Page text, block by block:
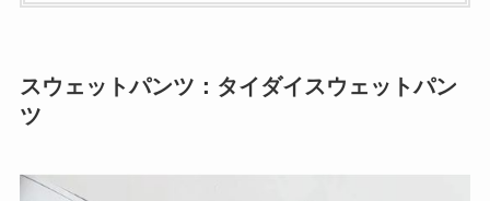
スウェットパンツ：タイダイスウェットパン
ツ